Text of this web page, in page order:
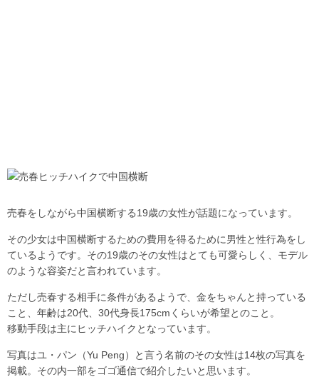
売春をしながら中国横断する19歳の女性が話題になっています。
その少女は中国横断するための費用を得るために男性と性行為をし
ているようです。その19歳のその女性はとても可愛らしく、モデル
のような容姿だと言われています。
ただし売春する相手に条件があるようで、金をちゃんと持っている
こと、年齢は20代、30代身長175cmくらいが希望とのこと。
移動手段は主にヒッチハイクとなっています。
写真はユ・パン（Yu Peng）と言う名前のその女性は14枚の写真を
掲載。その内一部をゴゴ通信で紹介したいと思います。